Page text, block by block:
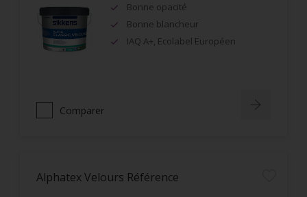
Bonne opacité
Bonne blancheur
IAQ A+, Ecolabel Européen
Comparer
Alphatex Velours Référence